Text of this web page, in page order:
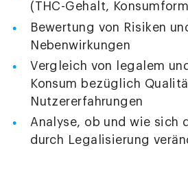
(THC-Gehalt,
Bewertung von Risiken
Nebenwirkungen
Vergleich von legalem
Konsum bezüglich
Nutzererfahrungen
Analyse, ob und wie sich
durch Legalisierung